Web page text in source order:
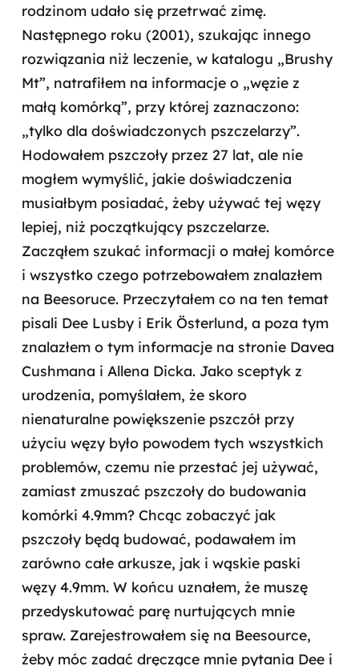
rodzinom udało się przetrwać zimę.
Następnego roku (2001), szukając innego
rozwiązania niż leczenie, w katalogu „Brushy
Mt”, natrafiłem na informacje o „węzie z
małą komórką”, przy której zaznaczono:
„tylko dla doświadczonych pszczelarzy”.
Hodowałem pszczoły przez 27 lat, ale nie
mogłem wymyślić, jakie doświadczenia
musiałbym posiadać, żeby używać tej węzy
lepiej, niż początkujący pszczelarze.
Zacząłem szukać informacji o małej komórce
i wszystko czego potrzebowałem znalazłem
na Beesoruce. Przeczytałem co na ten temat
pisali Dee Lusby i Erik Österlund, a poza tym
znalazłem o tym informacje na stronie Davea
Cushmana i Allena Dicka. Jako sceptyk z
urodzenia, pomyślałem, że skoro
nienaturalne powiększenie pszczół przy
użyciu węzy było powodem tych wszystkich
problemów, czemu nie przestać jej używać,
zamiast zmuszać pszczoły do budowania
komórki 4.9mm? Chcąc zobaczyć jak
pszczoły będą budować, podawałem im
zarówno całe arkusze, jak i wąskie paski
węzy 4.9mm. W końcu uznałem, że muszę
przedyskutować parę nurtujących mnie
spraw. Zarejestrowałem się na Beesource,
żeby móc zadać dręczące mnie pytania Dee i